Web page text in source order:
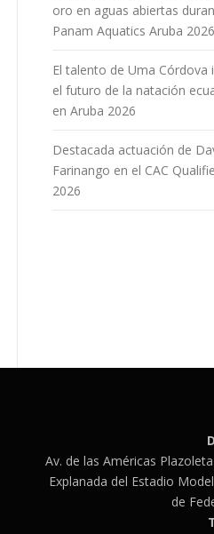
oro en aguas abiertas
Panam Aquatics Aruba 2026
El talento de Uma Córdova
el futuro de la natación
en Aruba 2026
Destacada actuación de
Farinango en el CAC
2026
Av. de las Américas
Explanada del Estadio
de